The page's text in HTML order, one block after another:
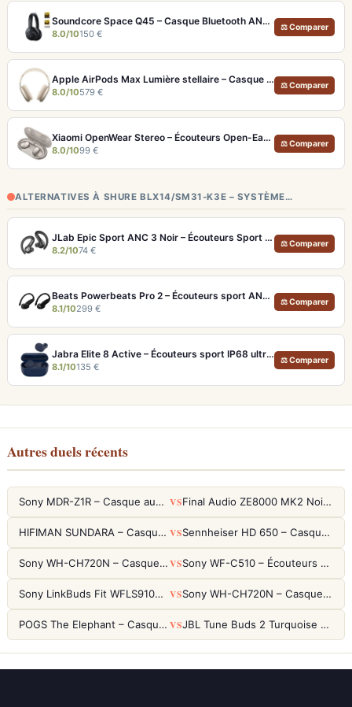
Soundcore Space Q45 – Casque Bluetooth ANC 50h d'autonomie et LDAC Hi-Res
8.0/10150 €
⚖ Comparer
Apple AirPods Max Lumière stellaire – Casque Hi-Fi ANC pro et audio spatial immersif
8.0/10579 €
⚖ Comparer
Xiaomi OpenWear Stereo – Écouteurs Open-Ear Hi-Res avec réduction de fuite sonore
8.0/1099 €
⚖ Comparer
ALTERNATIVES À SHURE BLX14/SM31-K3E – SYSTÈME…
JLab Epic Sport ANC 3 Noir – Écouteurs Sport ANC IP66 Double Driver
8.2/1074 €
⚖ Comparer
Beats Powerbeats Pro 2 – Écouteurs sport ANC et Suivi Cardio
8.1/10299 €
⚖ Comparer
Jabra Elite 8 Active – Écouteurs sport IP68 ultra-robustes et ANC
8.1/10135 €
⚖ Comparer
Autres duels récents
Sony MDR-Z1R – Casque audiophile fermé haute résolution VS Final Audio ZE8000 MK2 Noir – Écouteurs True Wireless audiophiles 8K Sound
HIFIMAN SUNDARA – Casque Planar Magnetic Ouvert Over-Ear Audiophile VS Sennheiser HD 650 – Casque audiophile ouvert pour l'écoute analytique
Sony WH-CH720N – Casque ANC 35h, Ultra-léger (192g) avec Processeur V1 VS Sony WF-C510 – Écouteurs True Wireless compacts, autonomie 22h et multipoint
Sony LinkBuds Fit WFLS910NW Blanc – Écouteurs Sport Ailes ANC VS Sony WH-CH720N – Casque ANC 35h, Ultra-léger (192g) avec Processeur V1
POGS The Elephant – Casque Filaire Enfants 85dB POGS-Safe™ (Éco-Responsable) VS JBL Tune Buds 2 Turquoise – Écouteurs True Wireless avec ANC et autonomie 48h